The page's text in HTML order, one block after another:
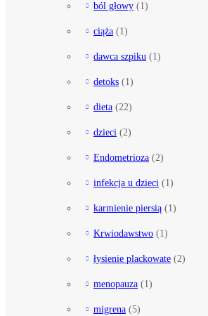
ból głowy (1)
ciąża (1)
dawca szpiku (1)
detoks (1)
dieta (22)
dzieci (2)
Endometrioza (2)
infekcja u dzieci (1)
karmienie piersią (1)
Krwiodawstwo (1)
łysienie plackowate (2)
menopauza (1)
migrena (5)